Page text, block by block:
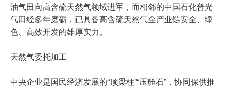
油气田向高含硫天然气领域进军，而相邻的中国石化普光
气田经多年磨砺，已具备高含硫天然气全产业链安全、绿
色、高效开发的雄厚实力。
天然气委托加工
中央企业是国民经济发展的“顶梁柱”“压舱石”，协同保供推